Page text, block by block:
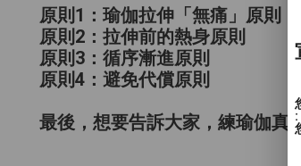
原則1：瑜伽拉伸「無痛」原則
原則2：拉伸前的熱身原則
原則3：循序漸進原則
原則4：避免代償原則
最後，想要告訴大家，練瑜伽真 :